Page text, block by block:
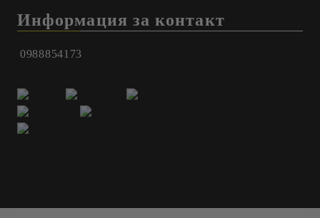
Информация за контакт
0988854173